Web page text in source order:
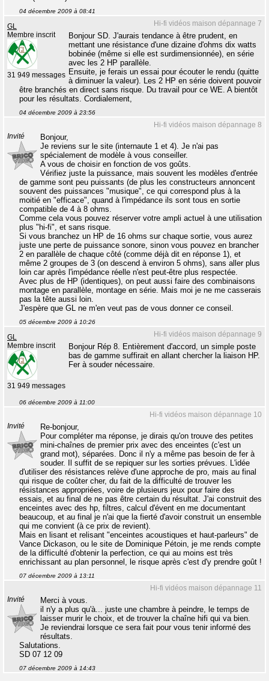
04 décembre 2009 à 08:41
Hi-fi vidéos maison dépannage 7
GL
Membre inscrit
31 949 messages
Bonjour SD. J'aurais tendance à être prudent, en
mettant une résistance d'une dizaine d'ohms dix watts
bobinée (même si elle est surdimensionnée), en série
avec les 2 HP parallèle.
Ensuite, je ferais un essai pour écouter le rendu (quitte
à diminuer la valeur). Les 2 HP en série doivent pouvoir
être branchés en direct sans risque. Du travail pour ce WE. A bientôt
pour les résultats. Cordialement,
04 décembre 2009 à 23:56
Hi-fi vidéos maison dépannage 8
Invité
Bonjour,
Je reviens sur le site (internaute 1 et 4). Je n'ai pas
spécialement de modèle à vous conseiller.
A vous de choisir en fonction de vos goûts.
Vérifiez juste la puissance, mais souvent les modèles d'entrée
de gamme sont peu puissants (de plus les constructeurs annoncent
souvent des puissances "musique", ce qui correspond plus à la
moitié en "efficace", quand à l'impédance ils sont tous en sortie
compatible de 4 à 8 ohms.
Comme cela vous pouvez réserver votre ampli actuel à une utilisation
plus "hi-fi", et sans risque.
Si vous branchez un HP de 16 ohms sur chaque sortie, vous aurez
juste une perte de puissance sonore, sinon vous pouvez en brancher
2 en parallèle de chaque côté (comme déjà dit en réponse 1), et
même 2 groupes de 3 (on descend à environ 5 ohms), sans aller plus
loin car après l'impédance réelle n'est peut-être plus respectée.
Avec plus de HP (identiques), on peut aussi faire des combinaisons
montage en parallèle, montage en série. Mais moi je ne me casserais
pas la tête aussi loin.
J'espère que GL ne m'en veut pas de vous donner ce conseil.
05 décembre 2009 à 10:26
Hi-fi vidéos maison dépannage 9
GL
Membre inscrit
31 949 messages
Bonjour Rép 8. Entièrement d'accord, un simple poste
bas de gamme suffirait en allant chercher la liaison HP.
Fer à souder nécessaire.
06 décembre 2009 à 11:00
Hi-fi vidéos maison dépannage 10
Invité
Re-bonjour,
Pour compléter ma réponse, je dirais qu'on trouve des petites
mini-chaînes de premier prix avec des enceintes (c'est un
grand mot), séparées. Donc il n'y a même pas besoin de fer à
souder. Il suffit de se repiquer sur les sorties prévues. L'idée
d'utiliser des résistances relève d'une approche de pro, mais au final
qui risque de coûter cher, du fait de la difficulté de trouver les
résistances appropriées, voire de plusieurs jeux pour faire des
essais, et au final de ne pas être certain du résultat. J'ai construit des
enceintes avec des hp, filtres, calcul d'évent en me documentant
beaucoup, et au final je n'ai que la fierté d'avoir construit un ensemble
qui me convient (à ce prix de revient).
Mais en lisant et relisant "enceintes acoustiques et haut-parleurs" de
Vance Dickason, ou le site de Dominique Pétoin, je me rends compte
de la difficulté d'obtenir la perfection, ce qui au moins est très
enrichissant au plan personnel, le risque après c'est d'y prendre goût !
07 décembre 2009 à 13:11
Hi-fi vidéos maison dépannage 11
Invité
Merci à vous.
il n'y a plus qu'à... juste une chambre à peindre, le temps de
laisser murir le choix, et de trouver la chaîne hifi qui va bien.
Je reviendrai lorsque ce sera fait pour vous tenir informé des
résultats.
Salutations.
SD 07 12 09
07 décembre 2009 à 14:43